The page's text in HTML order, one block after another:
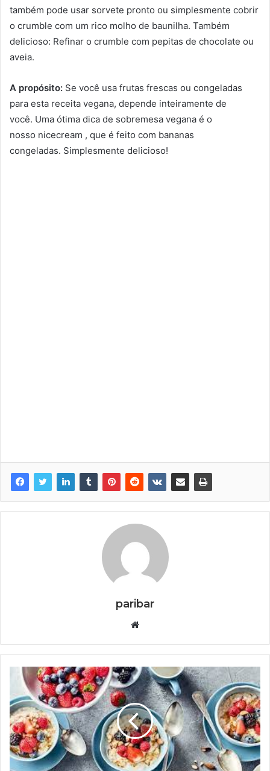
também pode usar sorvete pronto ou simplesmente cobrir
o crumble com um rico molho de baunilha. Também
delicioso: Refinar o crumble com pepitas de chocolate ou
aveia.
A propósito: Se você usa frutas frescas ou congeladas
para esta receita vegana, depende inteiramente de
você. Uma ótima dica de sobremesa vegana é o
nosso nicecream , que é feito com bananas
congeladas. Simplesmente delicioso!
paribar
Website